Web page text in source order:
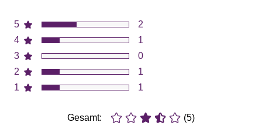
5
4
3
2
1
2
1
0
1
1
Gesamt: (5)